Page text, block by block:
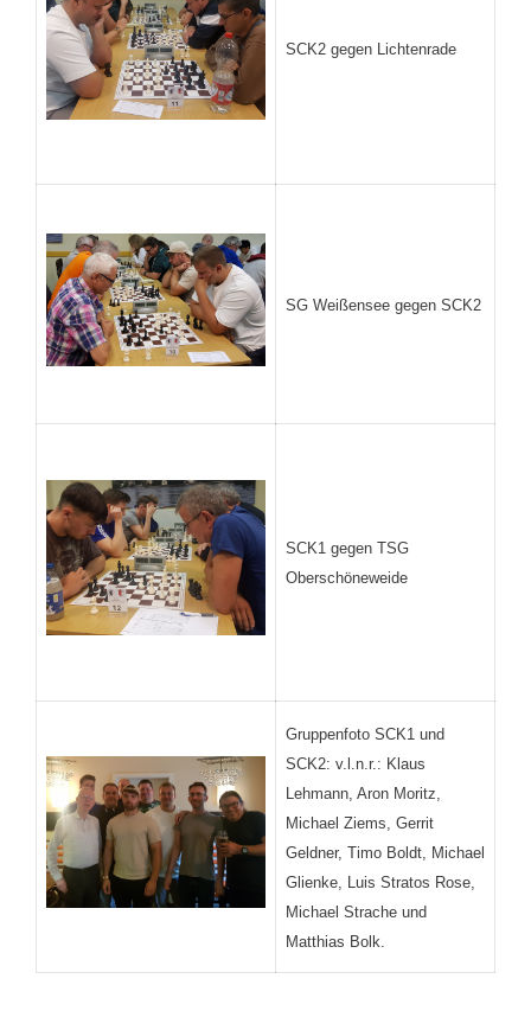
SCK2 gegen Lichtenrade
SG Weißensee gegen SCK2
SCK1 gegen TSG
Oberschöneweide
Gruppenfoto SCK1 und
SCK2: v.l.n.r.: Klaus
Lehmann, Aron Moritz,
Michael Ziems, Gerrit
Geldner, Timo Boldt, Michael
Glienke, Luis Stratos Rose,
Michael Strache und
Matthias Bolk.